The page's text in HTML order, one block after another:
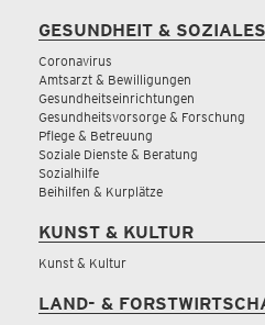
GESUNDHEIT & SOZIALES
Coronavirus
Amtsarzt & Bewilligungen
Gesundheitseinrichtungen
Gesundheitsvorsorge & Forschung
Pflege & Betreuung
Soziale Dienste & Beratung
Sozialhilfe
Beihilfen & Kurplätze
KUNST & KULTUR
Kunst & Kultur
LAND- &